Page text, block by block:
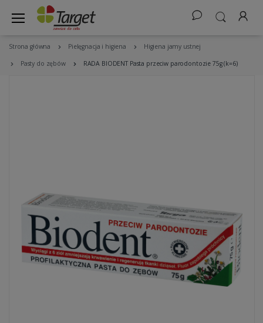
Strona główna Pielęgnacja i higiena Higiena jamy ustnej
Pasty do zębów RADA BIODENT Pasta przeciw parodontozie 75g (k=6)